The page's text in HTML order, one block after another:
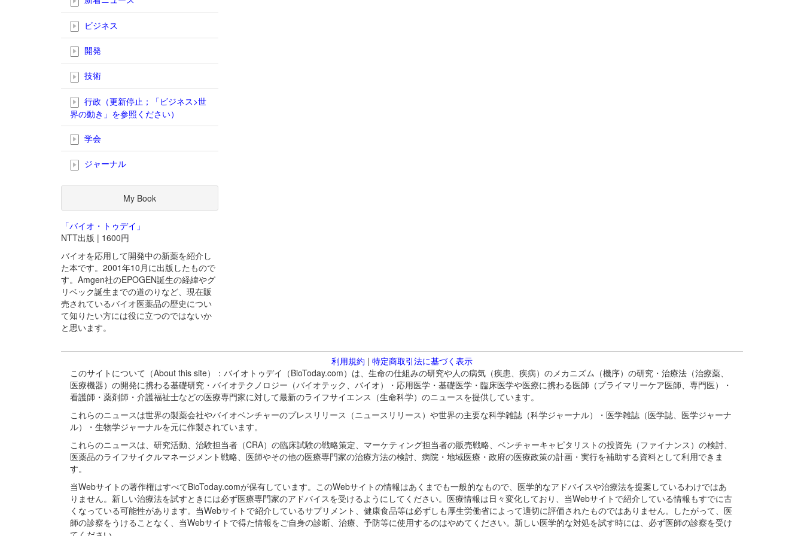
ビジネス
開発
技術
行政（更新停止；「ビジネス>世
界の動き」を参照ください）
学会
ジャーナル
My Book
「バイオ・トゥデイ」
NTT出版 | 1600円
バイオを応用して開発中の新薬を紹介し
た本です。2001年10月に出版したもので
す。Amgen社のEPOGEN誕生の経緯やグ
リベック誕生までの道のりなど、現在販
売されているバイオ医薬品の歴史につい
て知りたい方には役に立つのではないか
と思います。
利用規約 | 特定商取引法に基づく表示
このサイトについて（About this site）：バイオトゥデイ（BioToday.com）は、生命の仕組みの研究や人の病気（疾患、疾病）のメカニズム（機序）の研究・治療法（治療薬、
医療機器）の開発に携わる基礎研究・バイオテクノロジー（バイオテック、バイオ）・応用医学・基礎医学・臨床医学や医療に携わる医師（プライマリーケア医師、専門医）・
看護師・薬剤師・介護福祉士などの医療専門家に対して最新のライフサイエンス（生命科学）のニュースを提供しています。
これらのニュースは世界の製薬会社やバイオベンチャーのプレスリリース（ニュースリリース）や世界の主要な科学雑誌（科学ジャーナル）・医学雑誌（医学誌、医学ジャーナ
ル）・生物学ジャーナルを元に作製されています。
これらのニュースは、研究活動、治験担当者（CRA）の臨床試験の戦略策定、マーケティング担当者の販売戦略、ベンチャーキャピタリストの投資先（ファイナンス）の検討、
医薬品のライフサイクルマネージメント戦略、医師やその他の医療専門家の治療方法の検討、病院・地域医療・政府の医療政策の計画・実行を補助する資料として利用できま
す。
当Webサイトの著作権はすべてBioToday.comが保有しています。このWebサイトの情報はあくまでも一般的なもので、医学的なアドバイスや治療法を提案しているわけではあ
りません。新しい治療法を試すときには必ず医療専門家のアドバイスを受けるようにしてください。医療情報は日々変化しており、当Webサイトで紹介している情報もすでに古
くなっている可能性があります。当Webサイトで紹介しているサプリメント、健康食品等は必ずしも厚生労働省によって適切に評価されたものではありません。したがって、医
師の診察をうけることなく、当Webサイトで得た情報をご自身の診断、治療、予防等に使用するのはやめてください。新しい医学的な対処を試す時には、必ず医師の診察を受け